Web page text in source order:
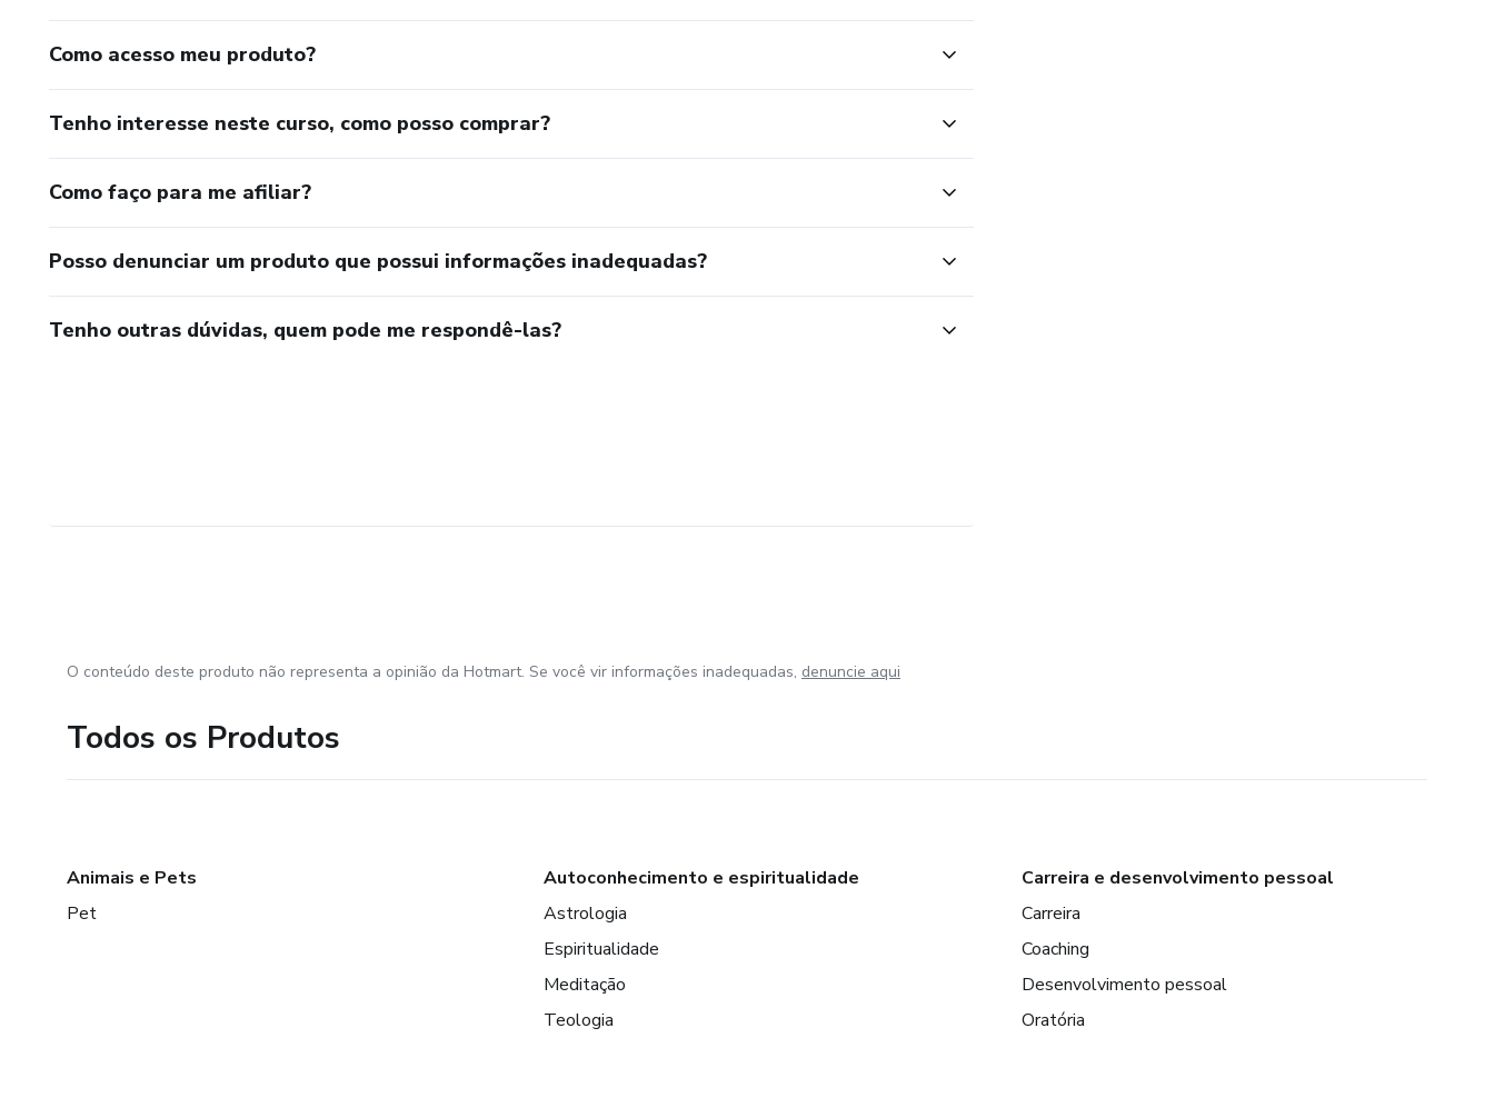
Como acesso meu produto?
Tenho interesse neste curso, como posso comprar?
Como faço para me afiliar?
Posso denunciar um produto que possui informações inadequadas?
Tenho outras dúvidas, quem pode me respondê-las?
O conteúdo deste produto não representa a opinião da Hotmart. Se você vir informações inadequadas, denuncie aqui
Todos os Produtos
Animais e Pets
Pet
Autoconhecimento e espiritualidade
Astrologia
Espiritualidade
Meditação
Teologia
Carreira e desenvolvimento pessoal
Carreira
Coaching
Desenvolvimento pessoal
Oratória